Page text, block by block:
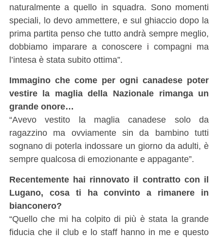
naturalmente a quello in squadra. Sono momenti
speciali, lo devo ammettere, e sul ghiaccio dopo la
prima partita penso che tutto andrà sempre meglio,
dobbiamo imparare a conoscere i compagni ma
l’intesa è stata subito ottima”.
Immagino che come per ogni canadese poter
vestire la maglia della Nazionale rimanga un
grande onore…
“Avevo vestito la maglia canadese solo da
ragazzino ma ovviamente sin da bambino tutti
sognano di poterla indossare un giorno da adulti, è
sempre qualcosa di emozionante e appagante”.
Recentemente hai rinnovato il contratto con il
Lugano, cosa ti ha convinto a rimanere in
bianconero?
“Quello che mi ha colpito di più è stata la grande
fiducia che il club e lo staff hanno in me e questo